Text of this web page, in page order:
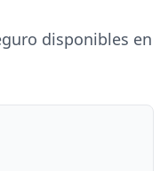
disponibles en